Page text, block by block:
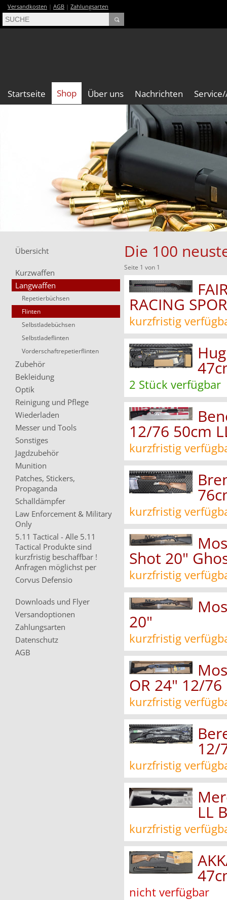
Versandkosten | AGB | Zahlungsarten
Startseite Shop Über uns Nachrichten
Übersicht
Kurzwaffen
Langwaffen
Repetierbüchsen
Flinten
Selbstladebüchsen
Selbstladeflinten
Vorderschaftrepetierflinten
Zubehör
Bekleidung
Optik
Reinigung und Pflege
Wiederladen
Messer und Tools
Sonstiges
Jagdzubehör
Munition
Patches, Stickers,
Propaganda
Schalldämpfer
Law Enforcement & Military
Only
5.11 Tactical - Alle 5.11
Tactical Produkte sind
kurzfristig beschaffbar !
Anfragen möglichst per
Corvus Defensio
Downloads und Flyer
Versandoptionen
Zahlungsarten
Datenschutz
AGB
Die 100
Seite 1 von 1
RACING
kurzfristig
2 Stück verfügbar
12/76 50cm
kurzfristig
kurzfristig
Shot 20"
kurzfristig
20"
kurzfristig
OR 24" 12/76
kurzfristig
12/
kurzfristig
LL
kurzfristig
nicht verfügbar